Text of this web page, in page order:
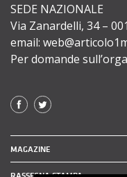
SEDE NAZIONALE
Via Zanardelli, 34 –
email:
Per domande
MAGAZINE